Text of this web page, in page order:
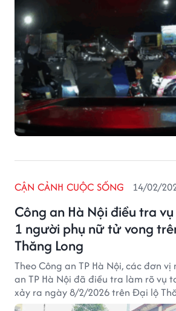
Công an Hà Nội điều tra
1 người phụ nữ tử vong
Thăng Long
CẬN CẢNH CUỘC SỐNG 14/02/
Theo Công an TP Hà Nội, các đơn
an TP Hà Nội đã điều tra làm rõ vụ
xảy ra ngày 8/2/2026 trên Đại lộ
địa phận xã An Khánh, TP Hà Nội.